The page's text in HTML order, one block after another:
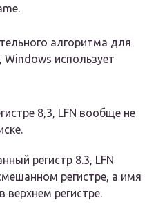
алгоритма для
Windows использует
8,3, LFN вообще не
регистр 8.3, LFN
регистре, а имя
верхнем регистре.